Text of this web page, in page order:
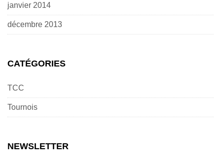
janvier 2014
décembre 2013
CATÉGORIES
TCC
Tournois
NEWSLETTER